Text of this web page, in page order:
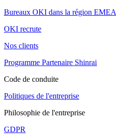
Bureaux OKI dans la région EMEA
OKI recrute
Nos clients
Programme Partenaire Shinrai
Code de conduite
Politiques de l'entreprise
Philosophie de l'entreprise
GDPR